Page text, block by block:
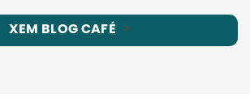
XEM BLOG CAFÉ